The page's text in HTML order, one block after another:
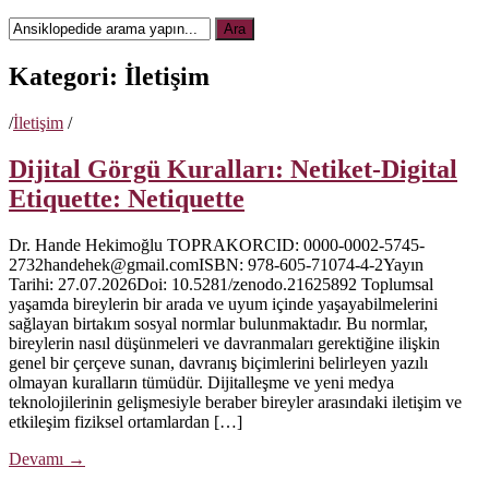
Ara
Kategori: İletişim
/İletişim /
Dijital Görgü Kuralları: Netiket-Digital
Etiquette: Netiquette
Dr. Hande Hekimoğlu TOPRAKORCID: 0000-0002-5745-
2732handehek@gmail.comISBN: 978-605-71074-4-2Yayın
Tarihi: 27.07.2026Doi: 10.5281/zenodo.21625892 Toplumsal
yaşamda bireylerin bir arada ve uyum içinde yaşayabilmelerini
sağlayan birtakım sosyal normlar bulunmaktadır. Bu normlar,
bireylerin nasıl düşünmeleri ve davranmaları gerektiğine ilişkin
genel bir çerçeve sunan, davranış biçimlerini belirleyen yazılı
olmayan kuralların tümüdür. Dijitalleşme ve yeni medya
teknolojilerinin gelişmesiyle beraber bireyler arasındaki iletişim ve
etkileşim fiziksel ortamlardan […]
Devamı →